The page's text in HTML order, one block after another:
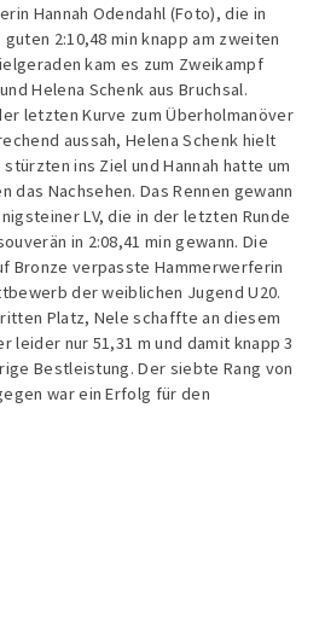
Hannah Odendahl (Foto), die in
2:10,48 min knapp am zweiten
kam es zum Zweikampf
Helena Schenk aus Bruchsal.
letzten Kurve zum Überholmanöver
aussah, Helena Schenk hielt
ins Ziel und Hannah hatte um
das Nachsehen. Das Rennen gewann
LV, die in der letzten Runde
in 2:08,41 min gewann. Die
Bronze verpasste Hammerwerferin
der weiblichen Jugend U20.
Platz, Nele schaffte an diesem
leider nur 51,31 m und damit knapp 3
Bestleistung. Der siebte Rang von
war ein Erfolg für den